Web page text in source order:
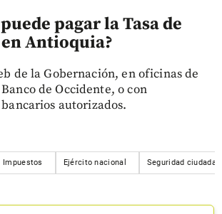
pagar la Tasa de
Antioquia?
de la Gobernación, en oficinas de
de Occidente, o con
autorizados.
Impuestos Ejército nacional Seguridad